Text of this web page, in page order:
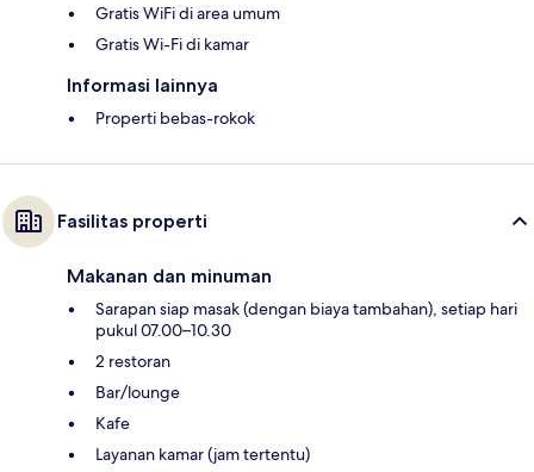
Gratis WiFi di area umum
Gratis Wi-Fi di kamar
Informasi lainnya
Properti bebas-rokok
Fasilitas properti
Makanan dan minuman
Sarapan siap masak (dengan biaya tambahan), setiap hari
pukul 07.00–10.30
2 restoran
Bar/lounge
Kafe
Layanan kamar (jam tertentu)